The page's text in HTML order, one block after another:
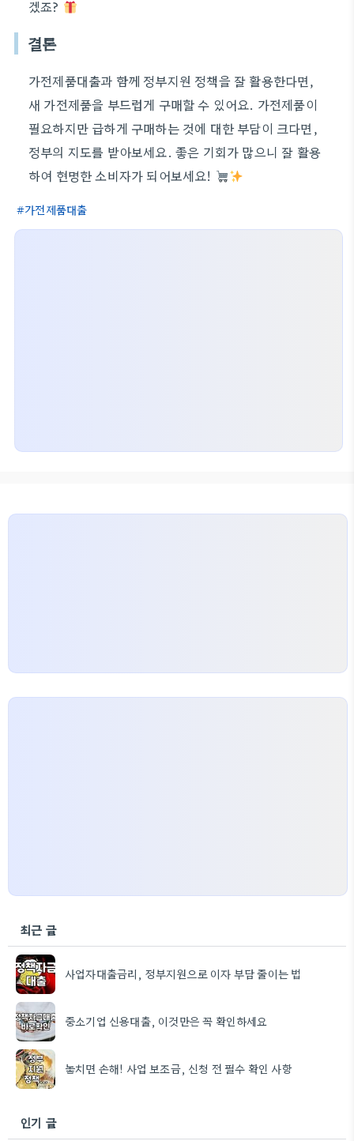
겠죠?
결론
가전제품대출과 함께 정부지원 정책을 잘 활용한다면,
새 가전제품을 부드럽게 구매할 수 있어요. 가전제품이
필요하지만 급하게 구매하는 것에 대한 부담이 크다면,
정부의 지도를 받아보세요. 좋은 기회가 많으니 잘 활용
하여 현명한 소비자가 되어보세요!
가전제품대출
최근 글
사업자대출금리, 정부지원으로 이자 부담 줄이는 법
중소기업 신용대출, 이것만은 꼭 확인하세요
놓치면 손해! 사업 보조금, 신청 전 필수 확인 사항
인기 글